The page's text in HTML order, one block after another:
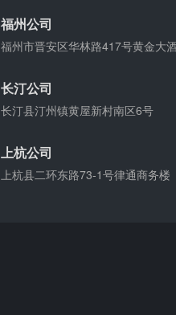
福州公司
福州市晋安区华林路417号黄金大
长汀公司
长汀县汀州镇黄屋新村南区6号
上杭公司
上杭县二环东路73-1号律通商务楼